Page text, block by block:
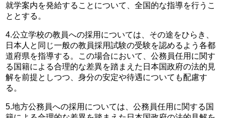
就学案内を発給することについて、全国的な指導を行うこ
ととする。
4.公立学校の教員への採用については、その途をひらき、
日本人と同じ一般の教員採用試験の受験を認めるよう各都
道府県を指導する。この場合において、公務員任用に関す
る国籍による合理的な差異を踏まえた日本国政府の法的見
解を前提としつつ、身分の安定や待遇についても配慮す
る。
5.地方公務員への採用については、公務員任用に関する国